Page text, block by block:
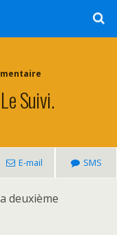
Suivi.
E-mail SMS
deuxième